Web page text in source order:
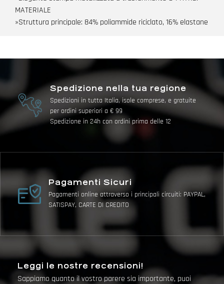
MATERIALE
»Struttura principale: 84% poliammide riciclato, 16% elastane
Spedizione nella tua regione
Spedizioni in tutta Italia, isole comprese, e gratuite
per ordini superiori a € 99
Spedizione in 24h con ordini prima delle 12
Pagamenti Sicuri
Pagamenti online attraverso i principali circuiti: PAYPAL,
SATISPAY, CARTE DI CREDITO
Leggi le nostre recensioni!
Sappiamo quanto il vostro parere sia importante, puoi